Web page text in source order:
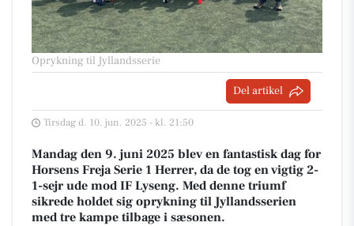
Oprykning til Jyllandsserie
Del artikel
Tirsdag d. 10. jun. 2025 - kl. 21:50
Mandag den 9. juni 2025 blev en fantastisk dag for
Horsens Freja Serie 1 Herrer, da de tog en vigtig 2-
1-sejr ude mod IF Lyseng. Med denne triumf
sikrede holdet sig oprykning til Jyllandsserien
med tre kampe tilbage i sæsonen.